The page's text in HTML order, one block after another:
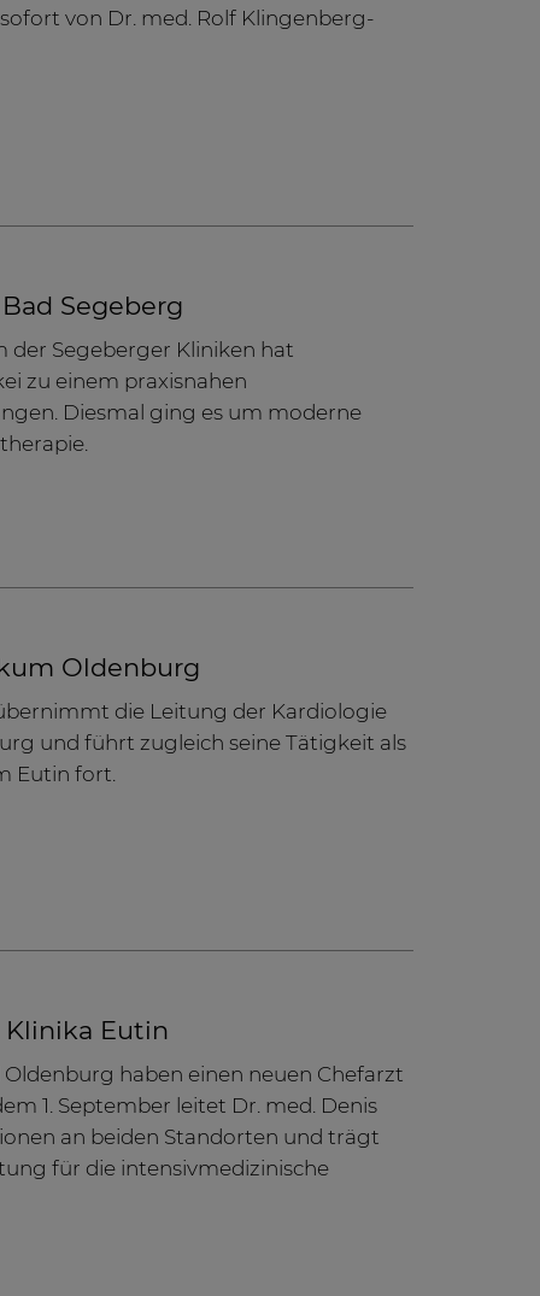
von Dr. med. Rolf Klingenberg-
Segeberg
der Segeberger Kliniken hat
zu einem praxisnahen
Diesmal ging es um moderne
Oldenburg
die Leitung der Kardiologie
und führt zugleich seine Tätigkeit als
Eutin fort.
Klinika Eutin
Oldenburg haben einen neuen Chefarzt
1. September leitet Dr. med. Denis
an beiden Standorten und trägt
für die intensivmedizinische